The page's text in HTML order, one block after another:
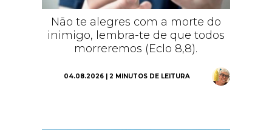
Não te alegres com a morte do
inimigo, lembra-te de que todos
morreremos (Eclo 8,8).
04.08.2026 | 2 MINUTOS DE LEITURA